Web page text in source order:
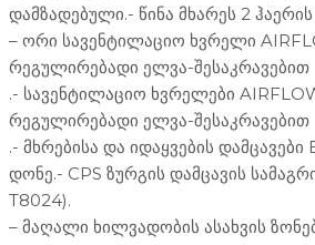
დამზადებული.- წინა მხარეს 2
– ორი სავენტილაციო ხვრელი
რეგულირებადი ელვა-შესაკრავებით
.- სავენტილაციო ხვრელები
რეგულირებადი ელვა-შესაკრავებით
.- მხრებისა და იდაყვების დამცავები
დონე.- CPS ზურგის დამცავის
T8024).
– მაღალი ხილვადობის ასახვის